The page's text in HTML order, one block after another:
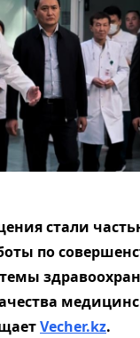
стали
по
Vecher.kz.